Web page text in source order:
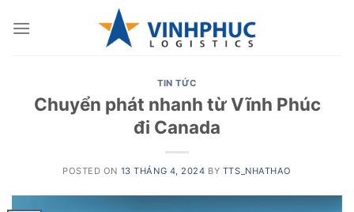
TIN TỨC
Chuyển phát nhanh từ Vĩnh Phúc
đi Canada
POSTED ON 13 THÁNG 4, 2024 BY TTS_NHATHAO